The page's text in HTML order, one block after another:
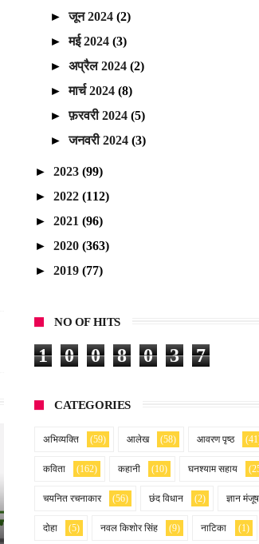
►जून 2024(2)
►मई 2024(3)
►अप्रैल 2024(2)
►मार्च 2024(8)
►फ़रवरी 2024(5)
►जनवरी 2024(3)
► 2023 (99)
► 2022 (112)
► 2021 (96)
► 2020 (363)
► 2019 (77)
NO OF HITS
1 0 0 8 0 3 7
CATEGORIES
अभिव्यक्ति (59) आलेख (58) आवरण पृष्ठ
कविता (162) कहानी (10) घनश्याम सहाय
चयनित रचनाकार (56) छंद विधान (2) ज्ञान
दोहा (5) नवल किशोर सिंह (9) नाटिका (1)